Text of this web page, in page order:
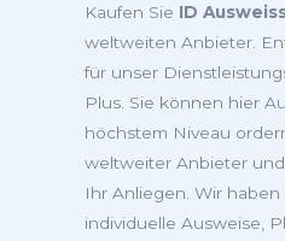
Kaufen Sie ID
weltweiten Anbieter.
für unser
Plus. Sie können hier
höchstem Niveau
weltweiter Anbieter
Ihr Anliegen. Wir
individuelle Ausweise,